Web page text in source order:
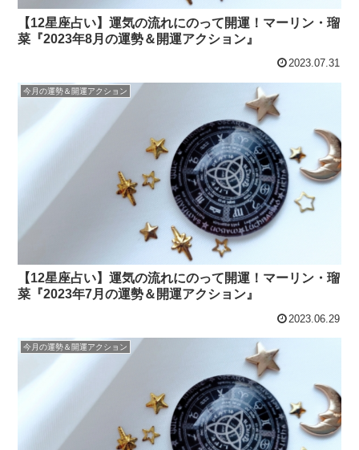
【12星座占い】運気の流れにのって開運！マーリン・瑠
菜『2023年8月の運勢＆開運アクション』
2023.07.31
今月の運勢＆開運アクション
【12星座占い】運気の流れにのって開運！マーリン・瑠
菜『2023年7月の運勢＆開運アクション』
2023.06.29
今月の運勢＆開運アクション